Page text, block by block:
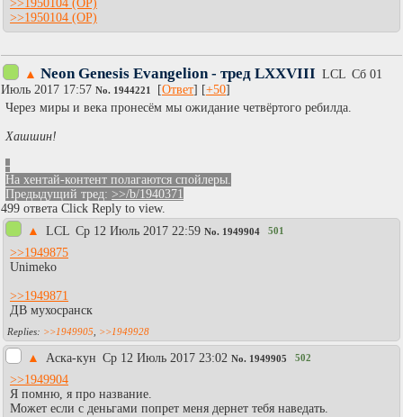
>>1950104
>>1950104
▲ Neon Genesis Evangelion - тред LXXVIII LCL Сб 01
Июль 2017 17:57 No. 1944221 [Ответ] [+50]
Через миры и века пронесём мы ожидание четвёртого ребилда.
Хашшин!
-
На хентай-контент полагаются спойлеры.
Предыдущий тред: >>/b/1940371
499 ответа Click Reply to view.
▲
LCL Ср 12 Июль 2017 22:59 No. 1949904 501
>>1949875
Unimeko
>>1949871
ДВ мухосранск
>>1949905, >>1949928
▲ Аска-кун Ср 12 Июль 2017 23:02 No. 1949905 502
>>1949904
Я помню, я про название.
Может если с деньгами попрет меня дернет тебя наведать.